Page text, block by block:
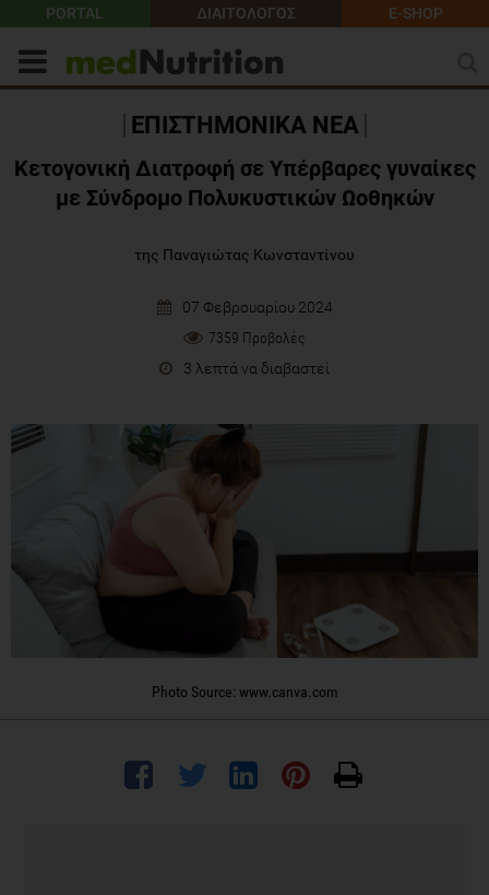
PORTAL ΔΙΑΙΤΟΛΟΓΟΣ E-SHOP
ΕΠΙΣΤΗΜΟΝΙΚΑ ΝΕΑ
Κετογονική Διατροφή σε Υπέρβαρες γυναίκες
με Σύνδρομο Πολυκυστικών Ωοθηκών
της Παναγιώτας Κωνσταντίνου
07 Φεβρουαρίου 2024
7359 Προβολές
3 λεπτά να διαβαστεί
Photo Source: www.canva.com